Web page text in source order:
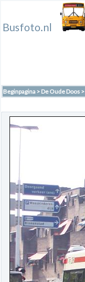
Busfoto.nl
Beginpagina > De Oude Doos >